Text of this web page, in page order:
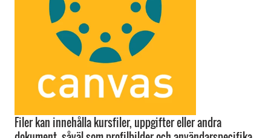
Filer kan innehålla kursfiler, uppgifter eller andra